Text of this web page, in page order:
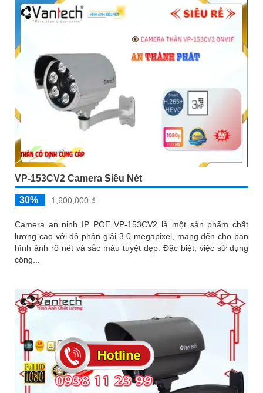
VP-153CV2 Camera Siêu Nét
30% 1,600,000 ₫
Camera an ninh IP POE VP-153CV2 là một sản phẩm chất
lượng cao với độ phân giải 3.0 megapixel, mang đến cho bạn
hình ảnh rõ nét và sắc màu tuyệt đẹp. Đặc biệt, việc sử dụng
công...